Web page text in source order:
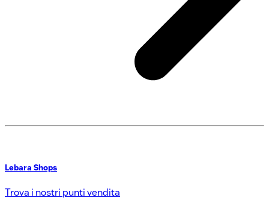
Lebara Shops
Trova i nostri punti vendita